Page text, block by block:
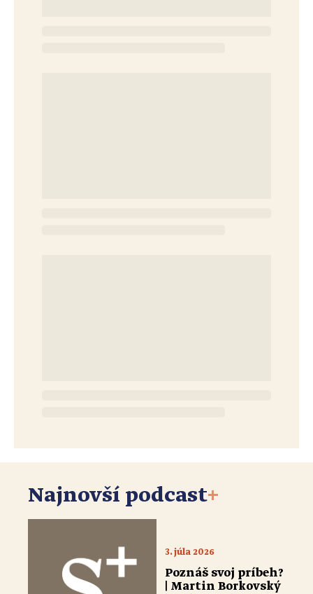
Najnovší podcast+
3. júla 2026
Poznáš svoj príbeh?
| Martin Borkovský